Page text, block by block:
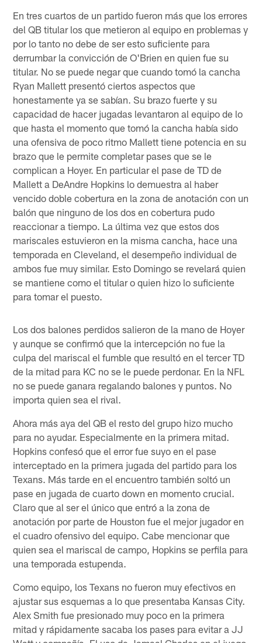
En tres cuartos de un partido fueron más que los errores
del QB titular los que metieron al equipo en problemas y
por lo tanto no debe de ser esto suficiente para
derrumbar la convicción de O'Brien en quien fue su
titular. No se puede negar que cuando tomó la cancha
Ryan Mallett presentó ciertos aspectos que
honestamente ya se sabían. Su brazo fuerte y su
capacidad de hacer jugadas levantaron al equipo de lo
que hasta el momento que tomó la cancha había sido
una ofensiva de poco ritmo Mallett tiene potencia en su
brazo que le permite completar pases que se le
complican a Hoyer. En particular el pase de TD de
Mallett a DeAndre Hopkins lo demuestra al haber
vencido doble cobertura en la zona de anotación con un
balón que ninguno de los dos en cobertura pudo
reaccionar a tiempo. La última vez que estos dos
mariscales estuvieron en la misma cancha, hace una
temporada en Cleveland, el desempeño individual de
ambos fue muy similar. Esto Domingo se revelará quien
se mantiene como el titular o quien hizo lo suficiente
para tomar el puesto.
Los dos balones perdidos salieron de la mano de Hoyer
y aunque se confirmó que la intercepción no fue la
culpa del mariscal el fumble que resultó en el tercer TD
de la mitad para KC no se le puede perdonar. En la NFL
no se puede ganara regalando balones y puntos. No
importa quien sea el rival.
Ahora más aya del QB el resto del grupo hizo mucho
para no ayudar. Especialmente en la primera mitad.
Hopkins confesó que el error fue suyo en el pase
interceptado en la primera jugada del partido para los
Texans. Más tarde en el encuentro también soltó un
pase en jugada de cuarto down en momento crucial.
Claro que al ser el único que entró a la zona de
anotación por parte de Houston fue el mejor jugador en
el cuadro ofensivo del equipo. Cabe mencionar que
quien sea el mariscal de campo, Hopkins se perfila para
una temporada estupenda.
Como equipo, los Texans no fueron muy efectivos en
ajustar sus esquemas a lo que presentaba Kansas City.
Alex Smith fue presionado muy poco en la primera
mitad y rápidamente sacaba los pases para evitar a JJ